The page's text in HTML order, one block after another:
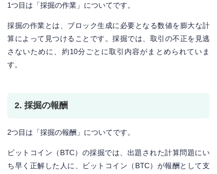
1つ目は「採掘の作業」についてです。
採掘の作業とは、ブロック生成に必要となる数値を膨大な計
算によって見つけることです。採掘では、取引の不正を見逃
さないために、約10分ごとに取引内容がまとめられていま
す。
2. 採掘の報酬
2つ目は「採掘の報酬」についてです。
ビットコイン（BTC）の採掘では、出題された計算問題にい
ち早く正解した人に、ビットコイン（BTC）が報酬として支